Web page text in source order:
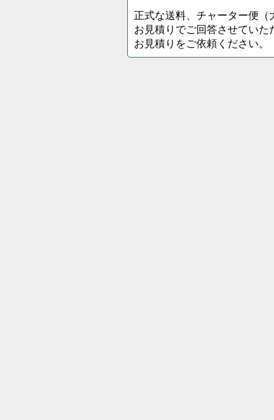
正式な送料、チャーター便
お見積りでご回答させてい
お見積りをご依頼ください。